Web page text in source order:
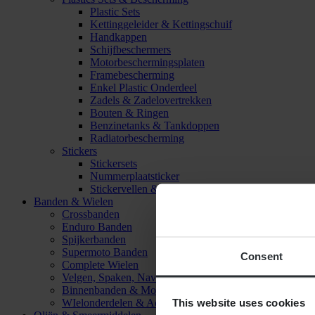
Consent
This website uses cookies
Plastic Sets
Kettinggeleider & Kettingschuif
Handkappen
Schijfbeschermers
Motorbeschermingsplaten
Framebescherming
Enkel Plastic Onderdeel
Zadels & Zadelovertrekken
Bouten & Ringen
Benzinetanks & Tankdoppen
Radiatorbescherming
Stickers
Stickersets
Nummerplaatsticker
Stickervellen & Stickers
Banden & Wielen
Crossbanden
Enduro Banden
Spijkerbanden
Supermoto Banden
Complete Wielen
Velgen, Spaken, Naven & Lagers
Binnenbanden & Mousses
WIelonderdelen & Accessoires